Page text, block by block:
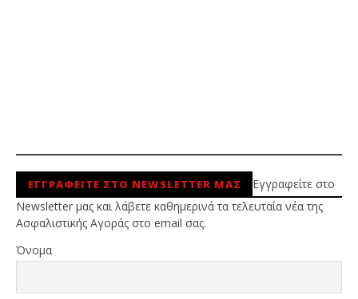
ΕΓΓΡΑΦΕΙΤΕ ΣΤΟ NEWSLETTER ΜΑΣ
Εγγραφείτε στο
Newsletter μας και λάβετε καθημερινά τα τελευταία νέα της
Ασφαλιστικής Αγοράς στο email σας.
Όνομα